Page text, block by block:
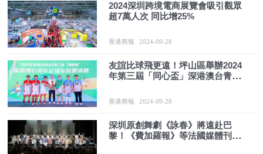
2024深圳跨境電商展覽會吸引觀眾
超7萬人次 同比增25%
香港商報 2024-09-28
友誼比球飛更遠！坪山區舉辦2024
年第三屆「同心盃」深港澳台青年
香港商報 2024-09-28
深圳原創舞劇《詠春》將遠赴巴
黎！《費加羅報》等法國媒體刊文